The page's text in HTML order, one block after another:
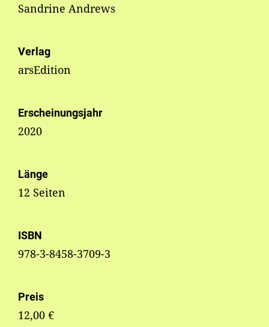
Sandrine Andrews
Verlag
arsEdition
Erscheinungsjahr
2020
Länge
12 Seiten
ISBN
978-3-8458-3709-3
Preis
12,00 €